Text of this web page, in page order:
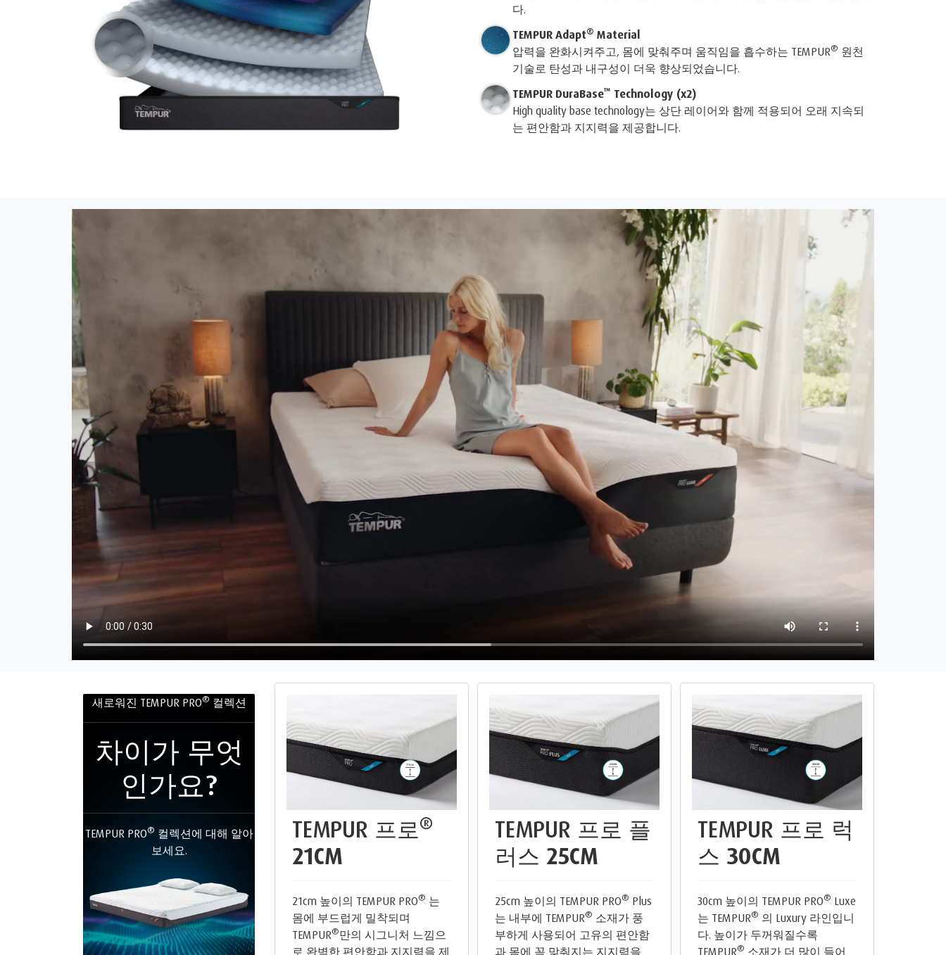
다.
TEMPUR Adapt® Material
압력을 완화시켜주고, 몸에 맞춰주며 움직임을 흡수하는 TEMPUR® 원천
기술로 탄성과 내구성이 더욱 향상되었습니다.
TEMPUR DuraBase™ Technology (x2)
High quality base technology는 상단 레이어와 함께 적용되어 오래 지속되
는 편안함과 지지력을 제공합니다.
새로워진 TEMPUR PRO® 컬렉션
차이가 무엇
인가요?
TEMPUR PRO® 컬렉션에 대해 알아
보세요.
TEMPUR 프로 ®
21CM
21cm 높이의 TEMPUR PRO® 는
몸에 부드럽게 밀착되며
TEMPUR®만의 시그니처 느낌으
로 완벽한 편안함과 지지력을 제
TEMPUR 프로 플
러스 25CM
25cm 높이의 TEMPUR PRO® Plus
는 내부에 TEMPUR® 소재가 풍
부하게 사용되어 고유의 편안함
과 몸에 꼭 맞춰지는 지지력을
TEMPUR 프로 럭
스 30CM
30cm 높이의 TEMPUR PRO® Luxe
는 TEMPUR® 의 Luxury 라인입니
다. 높이가 두꺼워질수록
TEMPUR® 소재가 더 많이 들어